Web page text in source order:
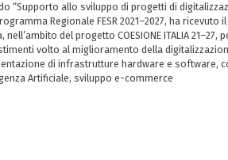
“Supporto allo sviluppo di progetti di
Regionale FESR 2021–2027, ha
nell’ambito del progetto COESIONE ITALIA 21–27,
volto al miglioramento della
di infrastrutture hardware e software,
Artificiale, sviluppo e-commerce